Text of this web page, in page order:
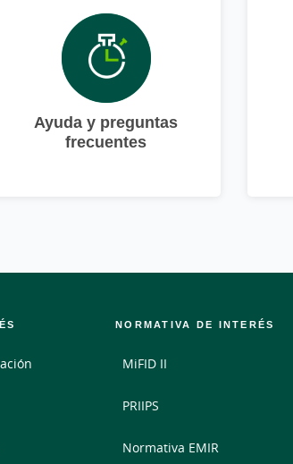
Ayuda y preguntas
frecuentes
NORMATIVA DE INTERÉS
MiFID II
PRIIPS
Normativa EMIR